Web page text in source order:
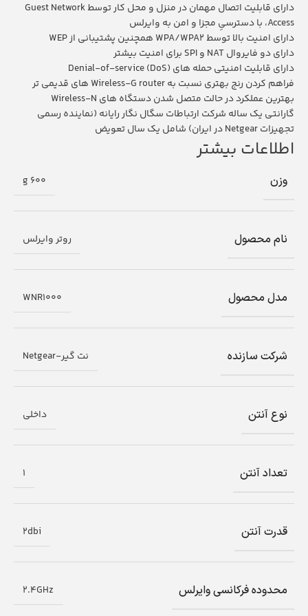
دارای قابلیت اتصال مهمان در منزل و محل کار توسطGuest Network
Access، با دسترسیِ مجزا و امن به وایرلس
دارای امنیت بالا توسطWPA/WPA2 همچنین پشتیبانی ازWEP
دارای دو فایروالNAT وSPIبرای امنیت بیشتر
دارای قابلیت امنیتی حمله های Denial-of-service (DoS)
فراهم کردن رنج بهتری نسبت بهWireless-G router های قدیمی تر
بهترین عملکرد در حالت متصل شدن دستگاه های Wireless-N
گارانتی یک ساله شرکت ارتباطات سگال نگار رایانه (نماینده رسمی
تجهیزاتNetgearدر ایران) شامل یک سال تعویض
اطلاعات بیشتر
وزن 600 g
نام محصول روتر وایرلس
مدل محصول WNR1000
شرکت سازنده نت گیر-Netgear
نوع آنتن داخلی
تعداد آنتن 1
قدرت آنتن 2dbi
محدوده فرکانسی وایرلس 2.4GHz